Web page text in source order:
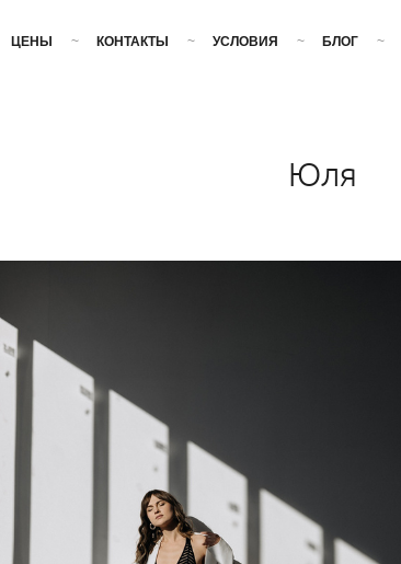
ЦЕНЫ КОНТАКТЫ УСЛОВИЯ БЛОГ
Юля